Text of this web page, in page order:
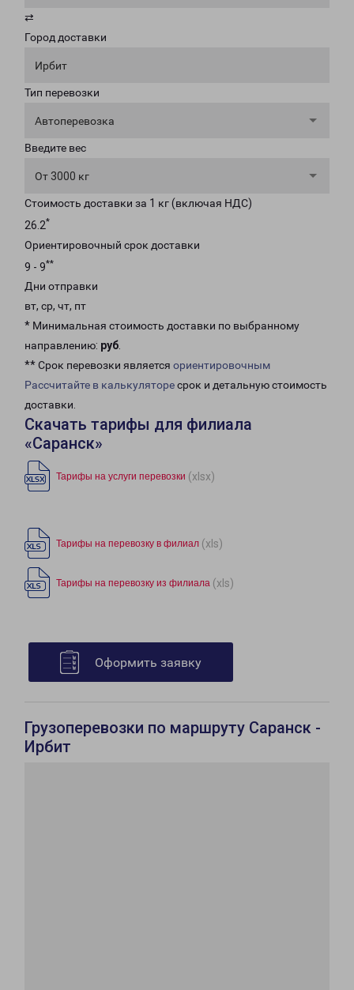
⇄
Город доставки
Ирбит
Тип перевозки
Автоперевозка
Введите вес
От 3000 кг
Стоимость доставки за 1 кг (включая НДС)
26.2*
Ориентировочный срок доставки
9 - 9**
Дни отправки
вт, ср, чт, пт
* Минимальная стоимость доставки по выбранному
направлению: руб.
** Срок перевозки является ориентировочным
Рассчитайте в калькуляторесрок и детальную стоимость
доставки.
Скачать тарифы для филиала
«Саранск»
Тарифы на услуги перевозки (xlsx)
Тарифы на перевозку в филиал (xls)
Тарифы на перевозку из филиала (xls)
Оформить заявку
Грузоперевозки по маршруту Саранск -
Ирбит